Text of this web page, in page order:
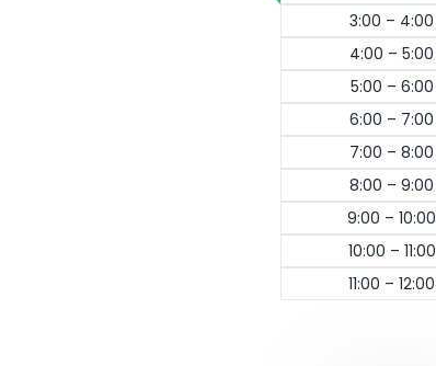
3:00 – 4:00
4:00 – 5:00
5:00 – 6:00
6:00 – 7:00
7:00 – 8:00
8:00 – 9:00
9:00 – 10:00
10:00 – 11:00
11:00 – 12:00